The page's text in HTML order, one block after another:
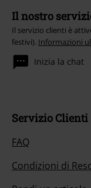
Il nostro
Il servizio clienti è
festivi). Informazioni
Inizia la chat
Servizio Clienti
FAQ
Condizioni di